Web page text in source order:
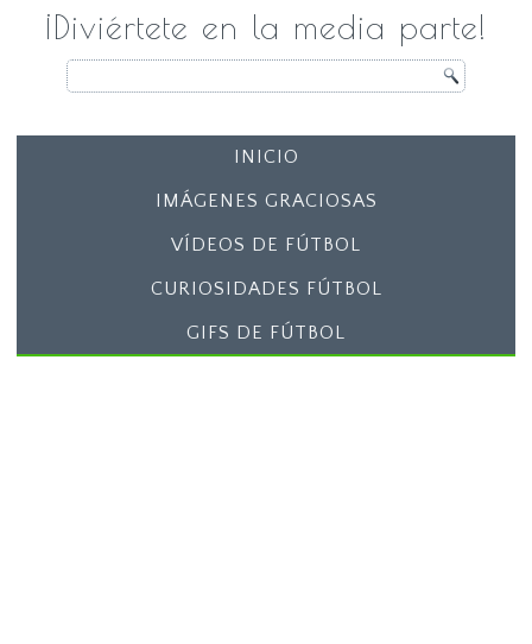
¡Diviértete en la media parte!
INICIO
IMÁGENES GRACIOSAS
VÍDEOS DE FÚTBOL
CURIOSIDADES FÚTBOL
GIFS DE FÚTBOL